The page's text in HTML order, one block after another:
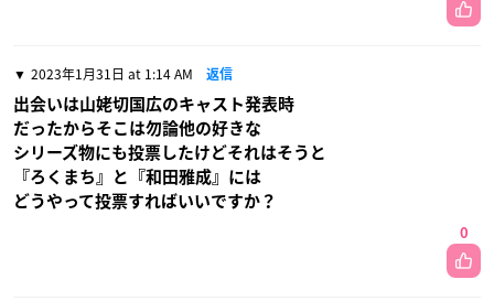
2023年1月31日 at 1:14 AM 返信
出会いは山姥切国広のキャスト発表時
だったからそこは勿論他の好きな
シリーズ物にも投票したけどそれはそうと
『ろくまち』と『和田雅成』には
どうやって投票すればいいですか？
0